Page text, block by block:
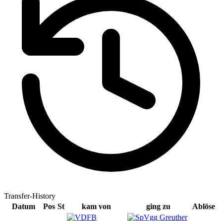
Transfer-History
Datum
Pos St kam von ging zu Ablöse